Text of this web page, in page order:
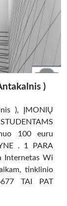
)
), ĮMONIŲ
100 euru
. 1 PARA
Internetas Wi
tinklinio
TAI PAT